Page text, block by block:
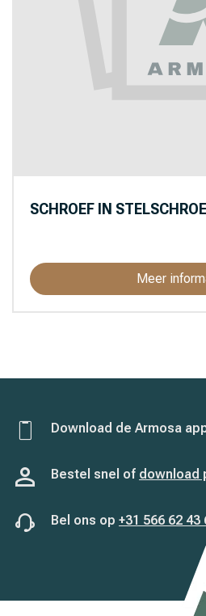
SCHROEF IN
Meer
Download de Armosa
Bestel snel of download
Bel ons op +31 566 62 43